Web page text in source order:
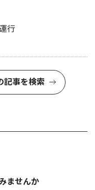
行
記事を検索
ませんか